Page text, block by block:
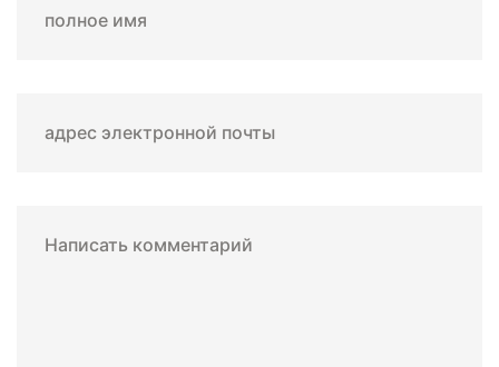
полное имя
адрес электронной почты
Написать комментарий